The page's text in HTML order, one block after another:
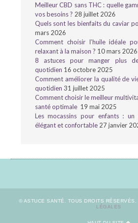
Meilleur CBD sans THC : quelle
vos besoins ? 28 juillet 2026
Quels sont les bienfaits du caviar
mars 2026
Comment choisir l’huile idéale
relaxant à la maison ? 10 mars 2026
8 astuces pour manger plus
quotidien 16 octobre 2025
Comment améliorer la qualité de
quotidien 31 juillet 2025
Comment choisir le meilleur
santé optimale 19 mai 2025
Les mocassins pour enfants : un
élégant et confortable 27 janvier
© ASTUCE SANTÉ. TOUS DROITS RÉSERVÉS.
LÉGALES